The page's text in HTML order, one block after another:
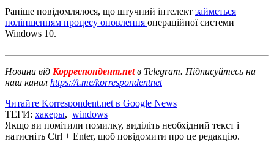
Раніше повідомлялося, що штучний інтелект займеться
поліпшенням процесу оновлення операційної системи
Windows 10.
Новини від Корреспондент.netв Telegram. Підписуйтесь на
наш канал https://t.me/korrespondentnet
Читайте Korrespondent.net в Google News
ТЕГИ: хакеры, windows
Якщо ви помітили помилку, виділіть необхідний текст і
натисніть Ctrl + Enter, щоб повідомити про це редакцію.